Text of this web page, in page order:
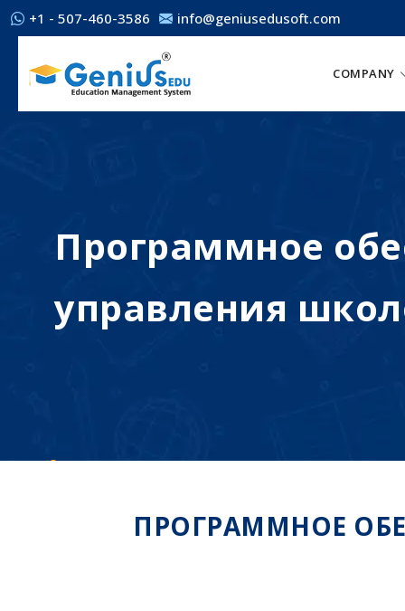
+1 - 507-460-3586 info@geniusedusoft.com
COMPANY
Программное
управления
ПРОГРАММНОЕ